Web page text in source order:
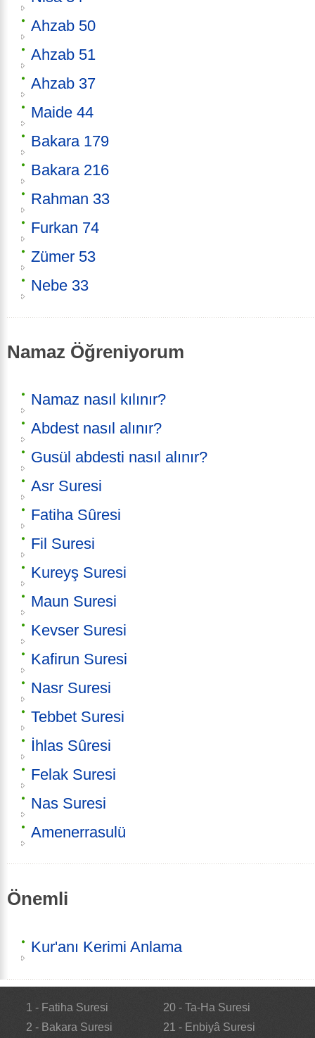
Ahzab 50
Ahzab 51
Ahzab 37
Maide 44
Bakara 179
Bakara 216
Rahman 33
Furkan 74
Zümer 53
Nebe 33
Namaz Öğreniyorum
Namaz nasıl kılınır?
Abdest nasıl alınır?
Gusül abdesti nasıl alınır?
Asr Suresi
Fatiha Sûresi
Fil Suresi
Kureyş Suresi
Maun Suresi
Kevser Suresi
Kafirun Suresi
Nasr Suresi
Tebbet Suresi
İhlas Sûresi
Felak Suresi
Nas Suresi
Amenerrasulü
Önemli
Kur'anı Kerimi Anlama
1 - Fatiha Suresi
2 - Bakara Suresi
20 - Ta-Ha Suresi
21 - Enbiyâ Suresi